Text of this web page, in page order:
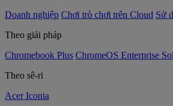
Doanh nghiệp Chơi trò chơi trên Cloud Sử
Theo giải pháp
Chromebook Plus ChromeOS Enterprise
Theo sê-ri
Acer Iconia